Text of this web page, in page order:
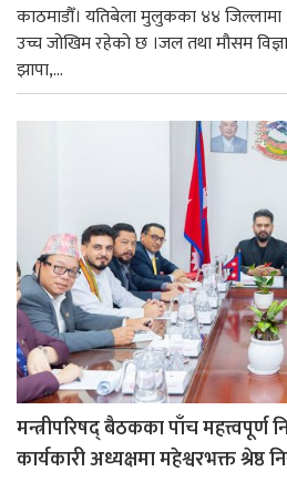
काठमाडौँ। यतिबेला मुलुकका ४४
उच्च जोखिम रहेको छ ।जल तथा मौसम
झापा,...
मन्त्रीपरिषद् बैठकका पाँच महत्त्वपूर्ण
कार्यकारी अध्यक्षमा महेश्वरभक्त श्रेष्ठ